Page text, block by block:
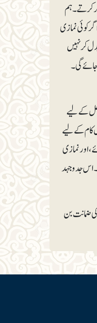
کرتے۔ ہم
کوئی نمازی
کر نہیں
گی۔
حل کے لیے
کام کے لیے
اور نمازی
اس جدوجہد
کی ضمانت بن